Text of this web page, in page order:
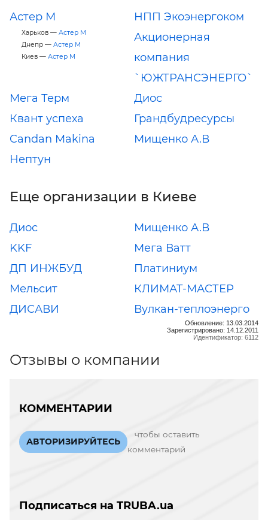
Астер М
Харьков — Астер М
Днепр — Астер М
Киев — Астер М
НПП Экоэнергоком
Акционерная
компания
`ЮЖТРАНСЭНЕРГО`
Мега Терм
Диос
Квант успеха
Грандбудресурсы
Candan Makina
Мищенко А.В
Нептун
Еще организации в Киеве
Диос
Мищенко А.В
KKF
Мега Ватт
ДП ИНЖБУД
Платиниум
Мельсит
КЛИМАТ-МАСТЕР
ДИСАВИ
Вулкан-теплоэнерго
Обновление: 13.03.2014
Зарегистрировано: 14.12.2011
Идентификатор: 6112
Отзывы о компании
КОММЕНТАРИИ
АВТОРИЗИРУЙТЕСЬ
чтобы оставить
комментарий
Подписаться на TRUBA.ua